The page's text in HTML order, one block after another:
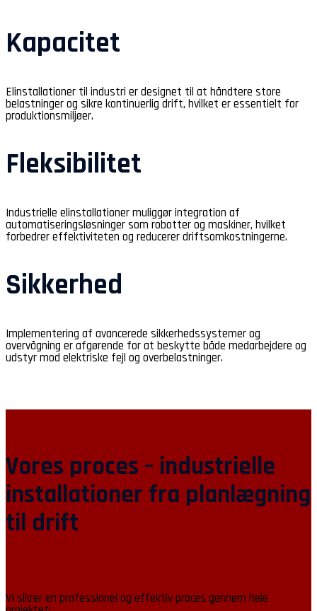
Kapacitet
Elinstallationer til industri er designet til at håndtere store
belastninger og sikre kontinuerlig drift, hvilket er essentielt for
produktionsmiljøer.
Fleksibilitet
Industrielle elinstallationer muliggør integration af
automatiseringsløsninger som robotter og maskiner, hvilket
forbedrer effektiviteten og reducerer driftsomkostningerne.
Sikkerhed
Implementering af avancerede sikkerhedssystemer og
overvågning er afgørende for at beskytte både medarbejdere og
udstyr mod elektriske fejl og overbelastninger.
Vores proces – industrielle
installationer fra planlægning
til drift
Vi sikrer en professionel og effektiv proces gennem hele